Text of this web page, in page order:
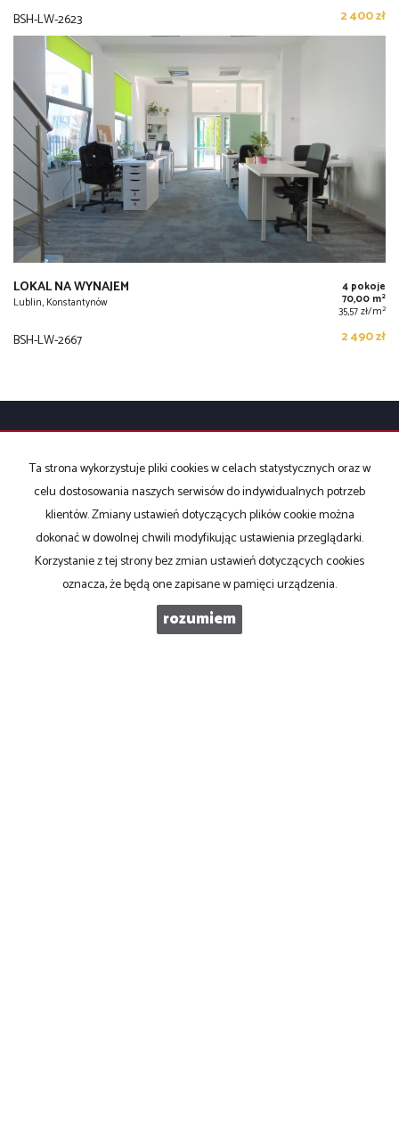
BSH-LW-2623 2 400 zł
LOKAL NA WYNAJEM
Lublin, Konstantynów
4 pokoje
70,00 m2
35,57 zł/m2
BSH-LW-2667 2 490 zł
KONTAKT DO AGENTA - BEST HOUSE
NIERUCHOMOŚCI
IMIĘ
Ta strona wykorzystuje pliki cookies w celach statystycznych oraz w
celu dostosowania naszych serwisów do indywidualnych potrzeb
klientów. Zmiany ustawień dotyczących plików cookie można
dokonać w dowolnej chwili modyfikując ustawienia przeglądarki.
Korzystanie z tej strony bez zmian ustawień dotyczących cookies
oznacza, że będą one zapisane w pamięci urządzenia.
rozumiem